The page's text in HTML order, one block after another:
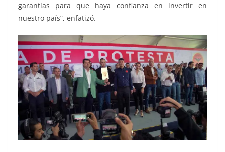
garantías para que haya confianza en invertir en
nuestro país”, enfatizó.